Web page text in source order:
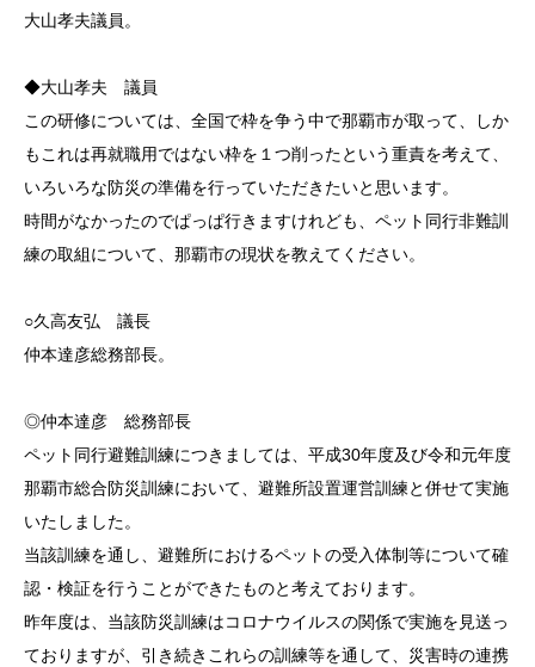
大山孝夫議員。
◆大山孝夫 議員
この研修については、全国で枠を争う中で那覇市が取って、しか
もこれは再就職用ではない枠を１つ削ったという重責を考えて、
いろいろな防災の準備を行っていただきたいと思います。
時間がなかったのでぱっぱ行きますけれども、ペット同行非難訓
練の取組について、那覇市の現状を教えてください。
○久高友弘 議長
仲本達彦総務部長。
◎仲本達彦 総務部長
ペット同行避難訓練につきましては、平成30年度及び令和元年度
那覇市総合防災訓練において、避難所設置運営訓練と併せて実施
いたしました。
当該訓練を通し、避難所におけるペットの受入体制等について確
認・検証を行うことができたものと考えております。
昨年度は、当該防災訓練はコロナウイルスの関係で実施を見送っ
ておりますが、引き続きこれらの訓練等を通して、災害時の連携